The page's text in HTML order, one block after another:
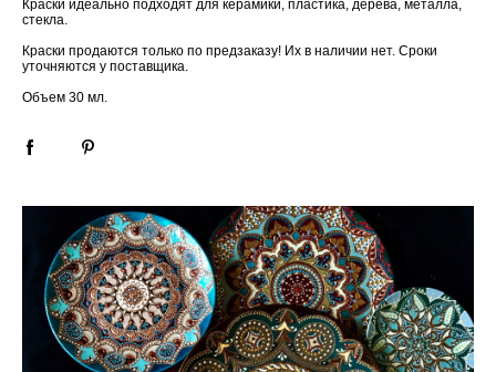
Краски идеально подходят для керамики, пластика, дерева, металла,
стекла.
Краски продаются только по предзаказу! Их в наличии нет. Сроки
уточняются у поставщика.
Объем 30 мл.